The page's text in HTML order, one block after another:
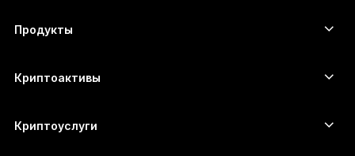
Продукты
Аппаратный кошелёк
Ledger Stax
Криптоактивы
Ethereum-кошелёк
Криптоуслуги